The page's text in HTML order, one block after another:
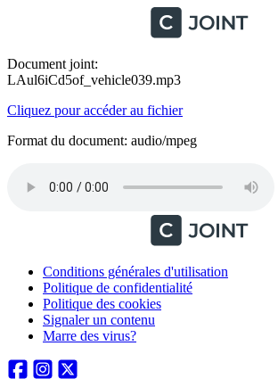
Document joint:
LAul6iCd5of_vehicle039.mp3
Cliquez pour accéder au fichier
Format du document: audio/mpeg
Conditions générales d'utilisation
Politique de confidentialité
Politique des cookies
Signaler un contenu
Marre des virus?